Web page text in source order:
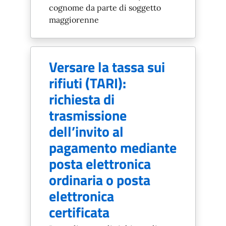
cognome da parte di soggetto
maggiorenne
Versare la tassa sui
rifiuti (TARI):
richiesta di
trasmissione
dell’invito al
pagamento mediante
posta elettronica
ordinaria o posta
elettronica
certificata